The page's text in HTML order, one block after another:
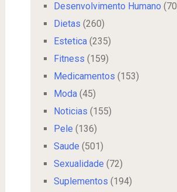
Desenvolvimento Humano
Dietas (260)
Estetica(235)
Fitness (159)
Medicamentos (153)
Moda(45)
Noticias (155)
Pele (136)
Saude (501)
Sexualidade (72)
Suplementos (194)